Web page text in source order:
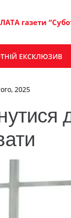
газети
ЕКСКЛЮЗИВ
2025